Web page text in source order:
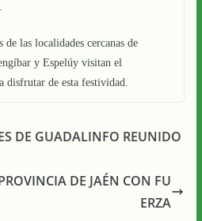
de las localidades cercanas de
y Espelúy visitan el
disfrutar de esta festividad.
DE GUADALINFO REUNIDO
DE JAÉN CON FU
ERZA